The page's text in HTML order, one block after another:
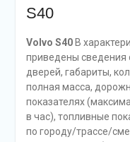
S40
Volvo S40В
приведены сведения
дверей, габариты,
полная масса,
показателях
в час), топливные
по городу/трассе/